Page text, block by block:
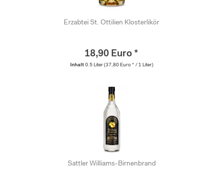
Erzabtei St. Ottilien Klosterlikör
18,90 Euro *
Inhalt 0.5 Liter (37,80 Euro * / 1 Liter)
Sattler Williams-Birnenbrand